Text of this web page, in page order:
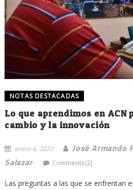
NOTAS DESTACADAS
Lo que aprendimos en ACN
cambio y la innovación
enero 4, 2022
José Armando
Salazar
Comments(2)
Las preguntas a las que se enfrentan